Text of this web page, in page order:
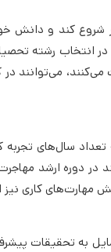
کند و دانش
انتخاب رشته
می‌توانند
سال‌های تجربه
در دوره ارشد
مهارت‌های کاری نیز
به تحقیقات